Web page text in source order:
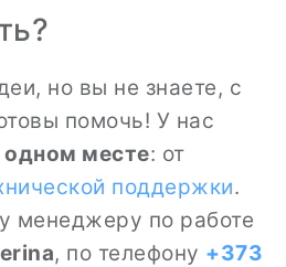
но вы не знаете, с
помочь! У нас
одном месте: от
поддержки.
менеджеру по работе
, по телефону +373